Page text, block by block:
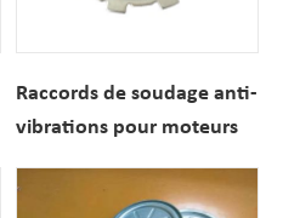
Raccords de soudage anti-
vibrations pour moteurs